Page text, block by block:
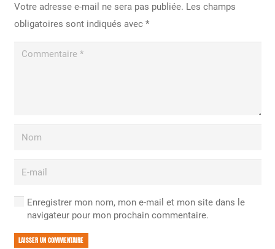
Votre adresse e-mail ne sera pas publiée. Les champs
obligatoires sont indiqués avec *
Enregistrer mon nom, mon e-mail et mon site dans le
navigateur pour mon prochain commentaire.
LAISSER UN COMMENTAIRE